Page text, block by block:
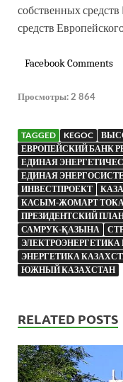
собственных
средств
Facebook Comments
Просмотры: 2 864
TAGGED KEGOC
ЕВРОПЕЙСКИЙ БАНК
ЕДИНАЯ
ЕДИНАЯ
ИНВЕСТПРОЕКТ
КАСЫМ-ЖОМАРТ
ПРЕЗИДЕНТСКИЙ
САМРУК-ҚАЗЫНА
ЭЛЕКТРОЭНЕРГЕТИКА
ЭНЕРГЕТИКА
ЮЖНЫЙ КАЗАХСТАН
RELATED POSTS